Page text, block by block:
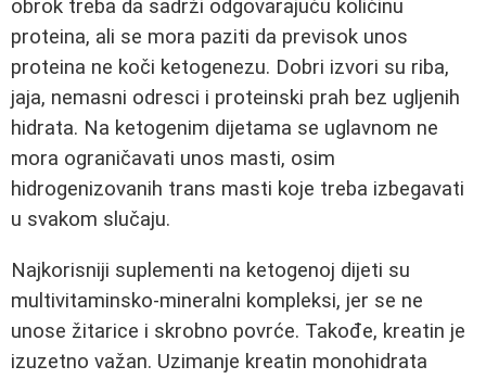
obrok treba da sadrži odgovarajuću količinu
proteina, ali se mora paziti da previsok unos
proteina ne koči ketogenezu. Dobri izvori su riba,
jaja, nemasni odresci i proteinski prah bez ugljenih
hidrata. Na ketogenim dijetama se uglavnom ne
mora ograničavati unos masti, osim
hidrogenizovanih trans masti koje treba izbegavati
u svakom slučaju.
Najkorisniji suplementi na ketogenoj dijeti su
multivitaminsko-mineralni kompleksi, jer se ne
unose žitarice i skrobno povrće. Takođe, kreatin je
izuzetno važan. Uzimanje kreatin monohidrata